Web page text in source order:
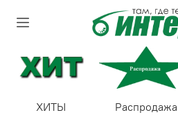
ХИТЫ Распродажа